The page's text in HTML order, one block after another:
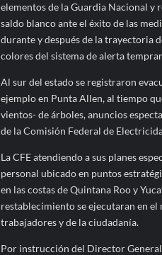
elementos de la Guardia Nacional y
saldo blanco ante el éxito de las
durante y después de la trayectoria
colores del sistema de alerta
Al sur del estado se registraron
ejemplo en Punta Allen, al tiempo
vientos- de árboles, anuncios
de la Comisión Federal de
La CFE atendiendo a sus planes
personal ubicado en puntos
en las costas de Quintana Roo y
restablecimiento se ejecutaran en
trabajadores y de la ciudadanía.
Por instrucción del Director General